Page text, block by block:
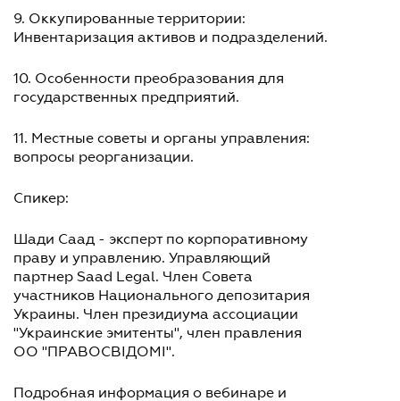
9. Оккупированные территории:
Инвентаризация активов и подразделений.
10. Особенности преобразования для
государственных предприятий.
11. Местные советы и органы управления:
вопросы реорганизации.
Спикер:
Шади Саад - эксперт по корпоративному
праву и управлению. Управляющий
партнер Saad Legal. Член Совета
участников Национального депозитария
Украины. Член президиума ассоциации
"Украинские эмитенты", член правления
ОО "ПРАВОСВІДОМІ".
Подробная информация о вебинаре и